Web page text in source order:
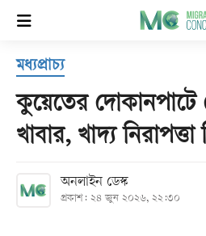
হোম
সর্বশেষ
বিভাগ
মধ্যপ্রাচ্য
কুয়েতের দোকানপাটে
খাবার, খাদ্য নিরাপত্তা
অনলাইন ডেস্ক
প্রকাশ: ২৪ জুন ২০২৬, ২২:৩০